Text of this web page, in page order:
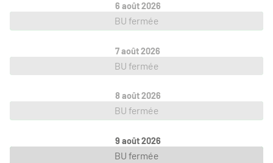
6 août 2026
BU fermée
7 août 2026
BU fermée
8 août 2026
BU fermée
9 août 2026
BU fermée